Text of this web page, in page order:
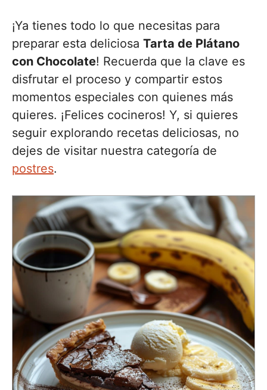
¡Ya tienes todo lo que necesitas para
preparar esta deliciosa Tarta de Plátano
con Chocolate! Recuerda que la clave es
disfrutar el proceso y compartir estos
momentos especiales con quienes más
quieres. ¡Felices cocineros! Y, si quieres
seguir explorando recetas deliciosas, no
dejes de visitar nuestra categoría de
postres.